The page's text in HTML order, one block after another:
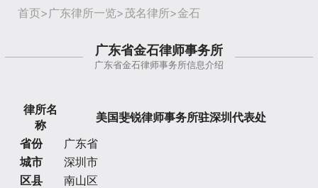
首页> 广东律所一览>茂名律所>金石
广东省金石律师事务所
广东省金石律师事务所信息介绍
律所名
称
美国斐锐律师事务所驻深圳代表处
省份
广东省
城市
深圳市
区县
南山区